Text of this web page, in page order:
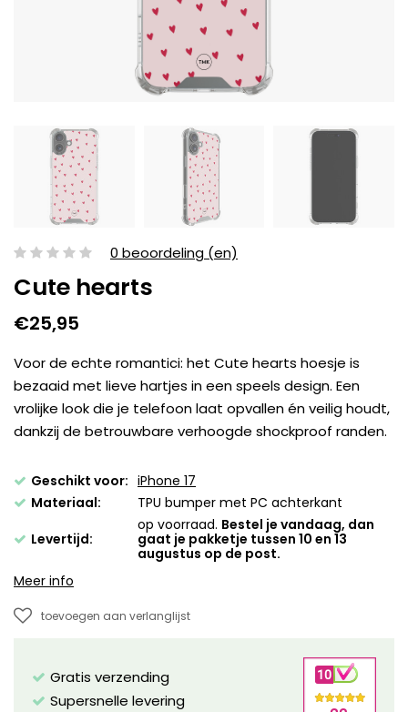
0 beoordeling (en)
Cute hearts
€25,95
Voor de echte romantici: het Cute hearts hoesje is
bezaaid met lieve hartjes in een speels design. Een
vrolijke look die je telefoon laat opvallen én veilig houdt,
dankzij de betrouwbare verhoogde shockproof randen.
Geschikt voor: iPhone 17
Materiaal:
TPU bumper met PC achterkant
Levertijd:
op voorraad. Bestel je vandaag, dan
gaat je pakketje tussen 10 en 13
augustus op de post.
Meer info
toevoegen aan verlanglijst
Gratis verzending
Supersnelle levering